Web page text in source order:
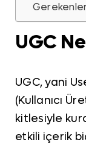
UGC
UGC, yani
(Kullanıcı
kitlesiyle
etkili içerik